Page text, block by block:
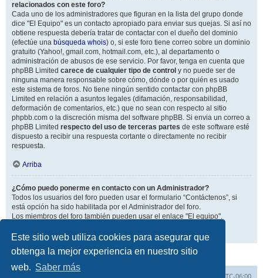
Este sitio web utiliza cookies para asegurar que
obtenga la mejor experiencia en nuestro sitio
web. Saber más
relacionados con este foro?
Cada uno de los administradores que figuran en la lista del grupo donde
dice "El Equipo" es un contacto apropiado para enviar sus quejas. Si así no
obtiene respuesta debería tratar de contactar con el dueño del dominio
(efectúe una búsqueda whois) o, si este foro tiene correo sobre un dominio
gratuito (Yahoo!, gmail.com, hotmail.com, etc.), al departamento o
administración de abusos de ese servicio. Por favor, tenga en cuenta que
phpBB Limited carece de cualquier tipo de control y no puede ser de
ninguna manera responsable sobre cómo, dónde o por quién es usado
este sistema de foros. No tiene ningún sentido contactar con phpBB
Limited en relación a asuntos legales (difamación, responsabilidad,
deformación de comentarios, etc.) que no sean con respecto al sitio
phpbb.com o la discreción misma del software phpBB. Si envia un correo a
phpBB Limited respecto del uso de terceras partes de este software esté
dispuesto a recibir una respuesta cortante o directamente no recibir
respuesta.
Arriba
¿Cómo puedo ponerme en contacto con un Administrador?
Todos los usuarios del foro pueden usar el formulario “Contáctenos”, si
está opción ha sido habilitada por el Administrador del foro.
Los miembros del foro también pueden usar el enlace "El equipo".
Arriba
UTC-06:00